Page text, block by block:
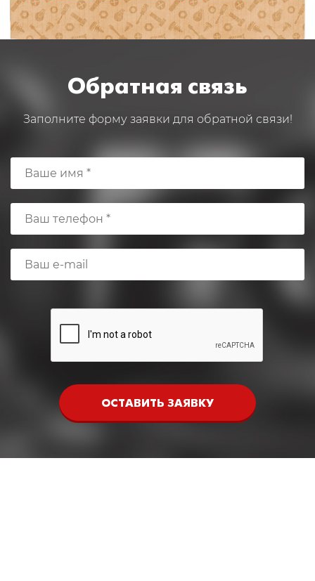
Обратная связь
Заполните форму заявки для обратной связи!
ОСТАВИТЬ ЗАЯВКУ